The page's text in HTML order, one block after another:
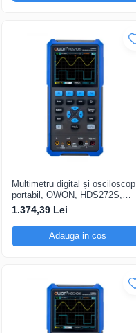
Multimetru digital și osciloscop
portabil, OWON, HDS272S,
200mV-1kV, 200mA-
1.374,39 Lei
Adauga in cos